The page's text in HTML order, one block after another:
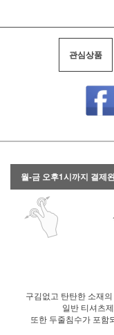
관심상품
월-금 오후1시까지 결제
구김없고 탄탄한 소재
일반 티셔츠
또한 두줄침수가 포함